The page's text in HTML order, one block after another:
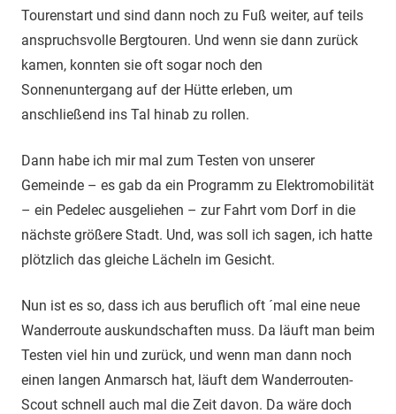
Tourenstart und sind dann noch zu Fuß weiter, auf teils
anspruchsvolle Bergtouren. Und wenn sie dann zurück
kamen, konnten sie oft sogar noch den
Sonnenuntergang auf der Hütte erleben, um
anschließend ins Tal hinab zu rollen.
Dann habe ich mir mal zum Testen von unserer
Gemeinde – es gab da ein Programm zu Elektromobilität
– ein Pedelec ausgeliehen – zur Fahrt vom Dorf in die
nächste größere Stadt. Und, was soll ich sagen, ich hatte
plötzlich das gleiche Lächeln im Gesicht.
Nun ist es so, dass ich aus beruflich oft ´mal eine neue
Wanderroute auskundschaften muss. Da läuft man beim
Testen viel hin und zurück, und wenn man dann noch
einen langen Anmarsch hat, läuft dem Wanderrouten-
Scout schnell auch mal die Zeit davon. Da wäre doch